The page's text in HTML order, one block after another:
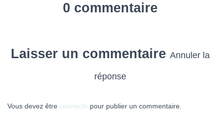
0 commentaire
Laisser un commentaire Annuler la
réponse
Vous devez être connecté pour publier un commentaire.